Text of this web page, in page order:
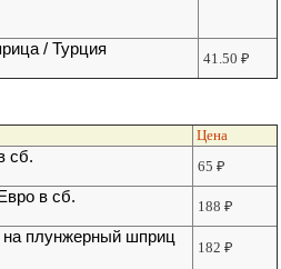
/ Турция
41.50₽
Цена
сб.
65₽
в сб.
188₽
на плунжерный шприц
182₽